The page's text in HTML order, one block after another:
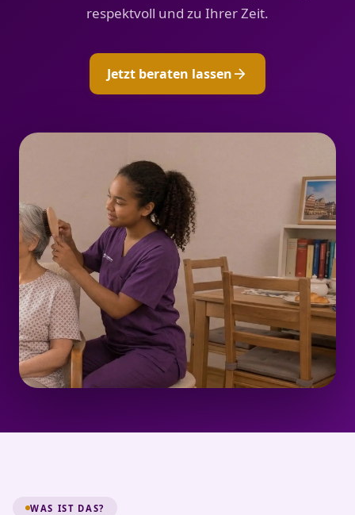
respektvoll und zu Ihrer Zeit.
Jetzt beraten lassenarrow_forward
WAS IST DAS?